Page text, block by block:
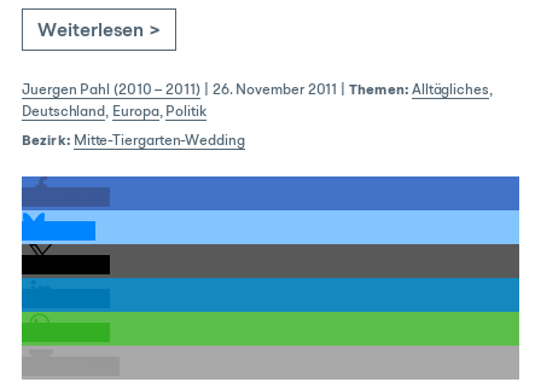
Weiterlesen >
Juergen Pahl (2010 – 2011)| 26. November 2011 |Themen: Alltägliches,
Deutschland, Europa, Politik
Bezirk: Mitte-Tiergarten-Wedding